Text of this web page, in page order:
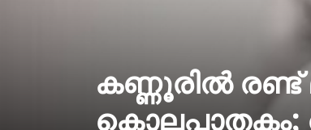
കണ്ണൂരിൽ
കൊലപാതകം;